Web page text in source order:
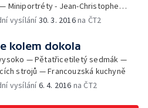
Miniportréty - Jean-Christophe
Miniportréty - Lil Tai Z
vysílání30. 3. 2016na ČT2
kolem dokola
— Pětatřicetiletý sedmák —
strojů — Francouzská kuchyně
vysílání6. 4. 2016 na ČT2